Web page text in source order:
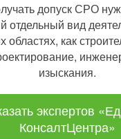
допуск СРО
отдельный вид
областях, как
изыскания.
экспертов
КонсалтЦентра»